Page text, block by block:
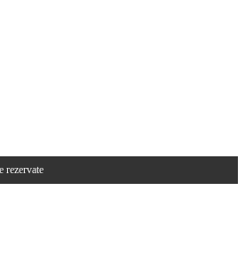
rezervate